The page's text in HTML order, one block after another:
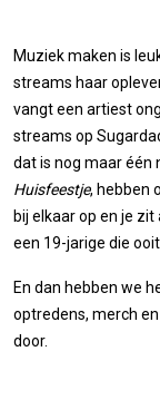
Muziek maken is
streams haar
vangt een artiest
streams op
dat is nog maar één
Huisfeestje, hebben
bij elkaar op en je
een 19-jarige die
En dan hebben we
optredens, merch
door.